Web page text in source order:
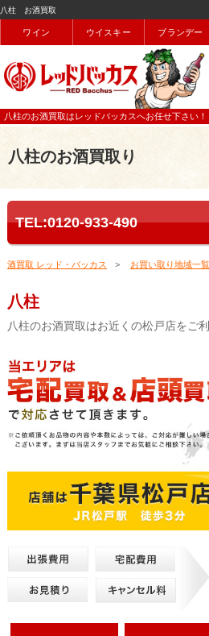
八柱 お酒買取
ワイン ウイスキー ブランデー
八柱のお酒買取はレッドバッカスへお任せ下さい！
八柱のお酒買取り
TEL:0120-933-490
酒買取 レッド・バッカス お買い取り地域一覧
八柱
八柱のお酒買取はお近くの松戸店をご利